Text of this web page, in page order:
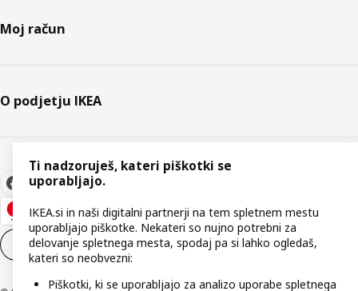
Moj račun
O podjetju IKEA
Nastavitve piškotkov SL
Ti nadzoruješ, kateri piškotki se
uporabljajo.
IKEA.si in naši digitalni partnerji na tem spletnem mestu
uporabljajo piškotke. Nekateri so nujno potrebni za
delovanje spletnega mesta, spodaj pa si lahko ogledaš,
kateri so neobvezni:
Piškotki, ki se uporabljajo za analizo uporabe spletnega